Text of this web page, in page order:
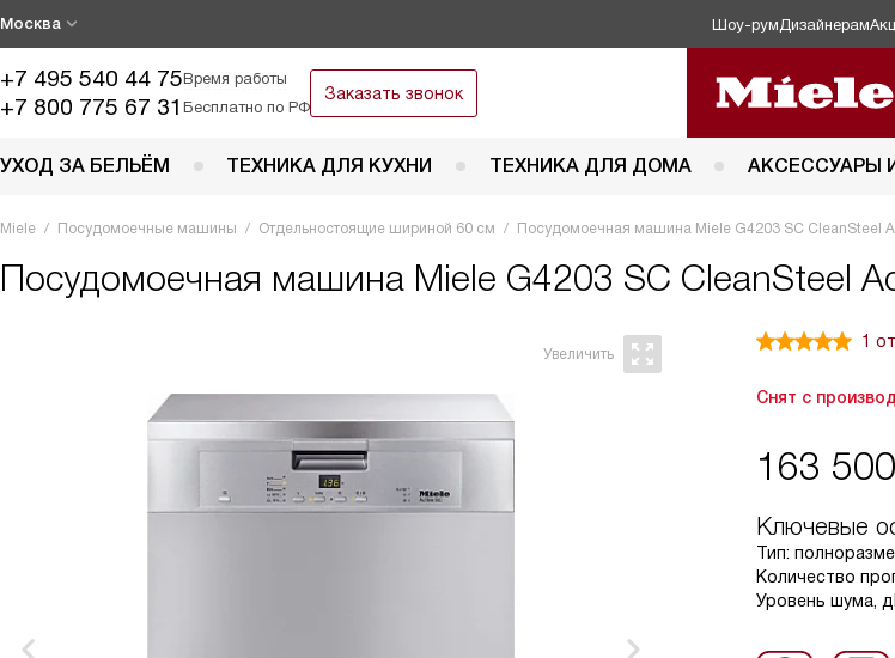
Москва Шоу-рум Дизайнерам
+7 495 540 44 75Время работы
+7 800 775 67 31 Бесплатно по РФ
Заказать звонок
УХОД ЗА БЕЛЬЁМ ТЕХНИКА ДЛЯ КУХНИ ТЕХНИКА ДЛЯ ДОМА АКСЕССУАРЫ
Miele Посудомоечные машины Отдельностоящие шириной 60 см Посудомоечная машина Miele G4203 SC CleanSteel
Посудомоечная машина Miele G4203 SC CleanSteel
1
Снят с
163 500
Ключевые
Тип:
Количество
Уровень шума,